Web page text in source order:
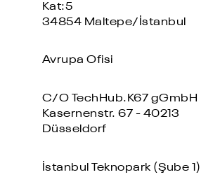
Kat:5
34854 Maltepe/İstanbul
Avrupa Ofisi
C/O TechHub.K67 gGmbH
Kasernenstr. 67 - 40213
Düsseldorf
İstanbul Teknopark (Şube 1)